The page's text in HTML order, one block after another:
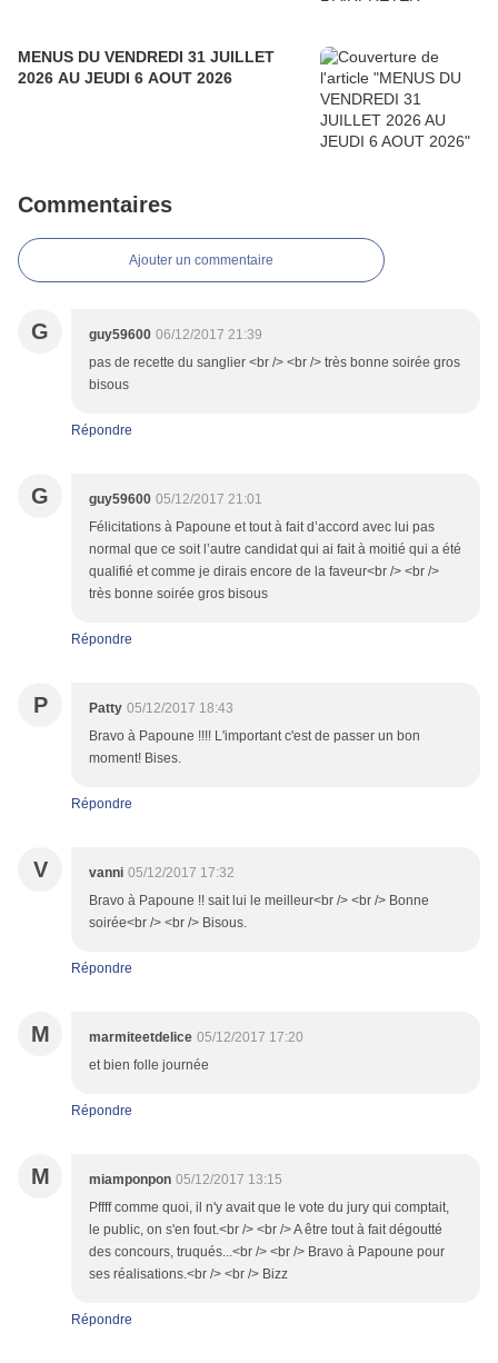
MENUS DU VENDREDI 31 JUILLET
2026 AU JEUDI 6 AOUT 2026
Commentaires
Ajouter un commentaire
G guy59600 06/12/2017 21:39
pas de recette du sanglier <br /> <br /> très bonne soirée gros
bisous
Répondre
G guy59600 05/12/2017 21:01
Félicitations à Papoune et tout à fait d’accord avec lui pas
normal que ce soit l’autre candidat qui ai fait à moitié qui a été
qualifié et comme je dirais encore de la faveur<br /> <br />
très bonne soirée gros bisous
Répondre
P Patty 05/12/2017 18:43
Bravo à Papoune !!!! L'important c'est de passer un bon
moment! Bises.
Répondre
V vanni 05/12/2017 17:32
Bravo à Papoune !! sait lui le meilleur<br /> <br /> Bonne
soirée<br /> <br /> Bisous.
Répondre
M marmiteetdelice 05/12/2017 17:20
et bien folle journée
Répondre
M miamponpon 05/12/2017 13:15
Pffff comme quoi, il n'y avait que le vote du jury qui comptait,
le public, on s'en fout.<br /> <br /> A être tout à fait dégoutté
des concours, truqués...<br /> <br /> Bravo à Papoune pour
ses réalisations.<br /> <br /> Bizz
Répondre